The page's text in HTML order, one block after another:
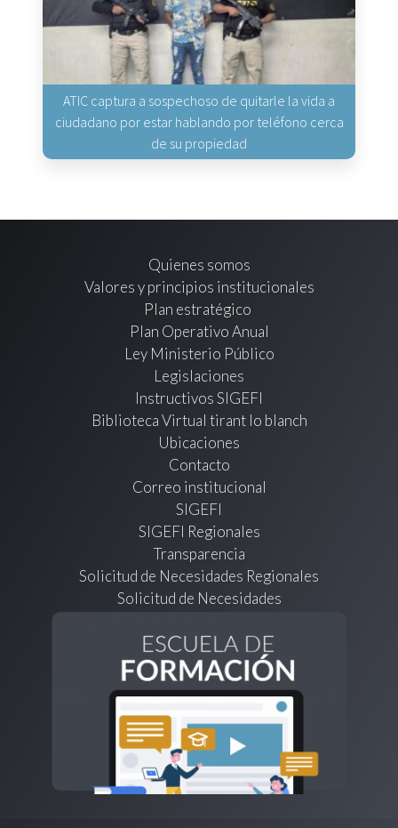
ATIC captura a sospechoso de quitarle la vida a
ciudadano por estar hablando por teléfono cerca
de su propiedad
Quienes somos
Valores y principios institucionales
Plan estratégico
Plan Operativo Anual
Ley Ministerio Público
Legislaciones
Instructivos SIGEFI
Biblioteca Virtual tirant lo blanch
Ubicaciones
Contacto
Correo institucional
SIGEFI
SIGEFI Regionales
Transparencia
Solicitud de Necesidades Regionales
Solicitud de Necesidades